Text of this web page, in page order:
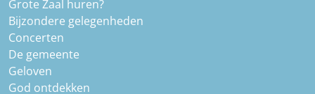
Grote Zaal huren?
Bijzondere gelegenheden
Concerten
De gemeente
Geloven
God ontdekken